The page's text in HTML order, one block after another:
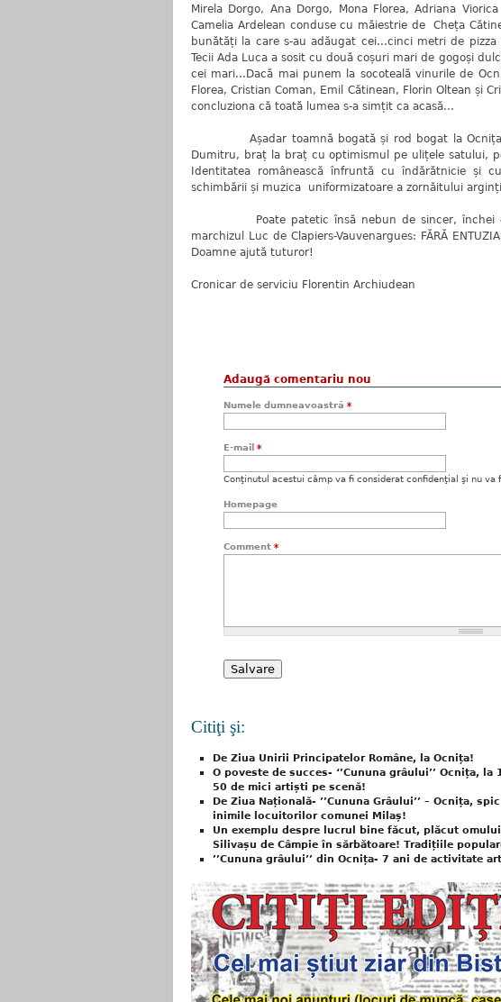
Mirela Dorgo, Ana Dorgo, Mona Florea, Adriana
Camelia Ardelean conduse cu măiestrie de Cheța
bunătăți la care s-au adăugat cei...cinci metri de
Tecii Ada Luca a sosit cu două coșuri mari de gogoși
cei mari...Dacă mai punem la socoteală vinurile de
Florea, Cristian Coman, Emil Cătinean, Florin Oltean și
concluziona că toată lumea s-a simțit ca acasă...
Așadar toamnă bogată și rod bogat la Ocnița,
Dumitru, braț la braț cu optimismul pe ulițele satului,
Identitatea românească înfruntă cu îndărătnicie și
schimbării și muzica uniformizatoare a zornăitului
Poate patetic însă nebun de sincer, închei cu
marchizul Luc de Clapiers-Vauvenargues: FĂRĂ
Doamne ajută tuturor!
Cronicar de serviciu Florentin Archiudean
Adaugă comentariu nou
Numele dumneavoastră *
E-mail *
Conţinutul acestui câmp va fi considerat confidenţial şi nu va
Homepage
Comment *
Citiţi şi:
De Ziua Unirii Principatelor Române, la Ocnița!
O poveste de succes- ‘’Cununa grâului’’ Ocnița,
50 de mici artiști pe scenă!
De Ziua Națională- ’’Cununa Grâului’’ – Ocnița,
inimile locuitorilor comunei Milaș!
Un exemplu despre lucrul bine făcut, plăcut
Silivașu de Câmpie în sărbătoare! Tradițiile
’’Cununa grâului’’ din Ocnița- 7 ani de activitate